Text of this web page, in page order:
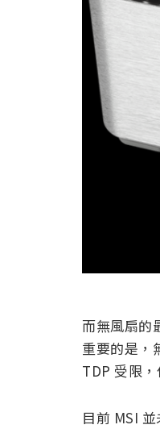
而無風扇的
重要的是，
TDP 受限
目前 MSI